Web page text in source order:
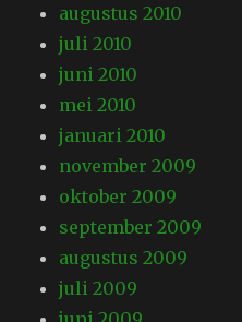
augustus 2010
juli 2010
juni 2010
mei 2010
januari 2010
november 2009
oktober 2009
september 2009
augustus 2009
juli 2009